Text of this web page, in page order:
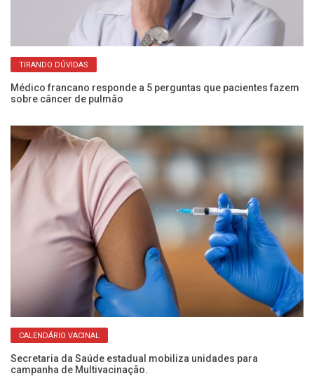
TIRANDO DÚVIDAS
Médico francano responde a 5 perguntas que pacientes fazem
sobre câncer de pulmão
CALENDÁRIO VACINAL
Secretaria da Saúde estadual mobiliza unidades para
campanha de Multivacinação.